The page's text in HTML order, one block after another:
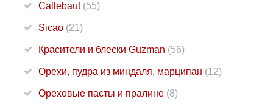
Callebaut (55)
Sicao (21)
Красители и блески Guzman (56)
Орехи, пудра из миндаля, марципан (12)
Ореховые пасты и пралине (8)